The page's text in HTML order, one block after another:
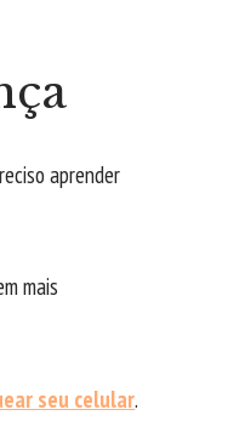
aprender
mais
seu celular.